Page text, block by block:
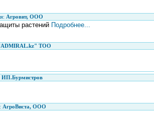
Агровит, ООО
растенийПодробнее...
ТОО
ИП.Бурмистров
АгроВиста, ООО